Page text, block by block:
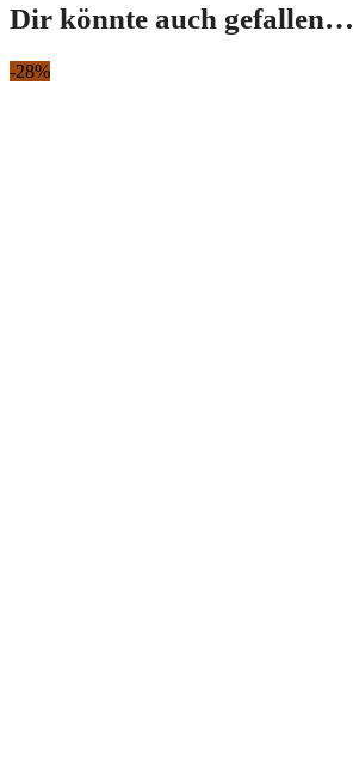
Dir könnte auch gefallen…
-28%